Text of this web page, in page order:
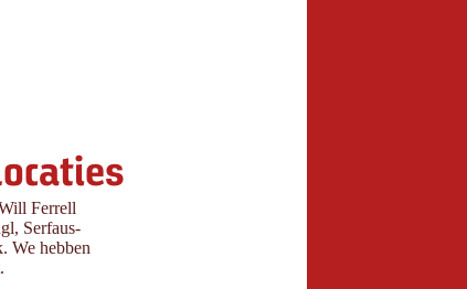
Ferrell
Serfaus-
We hebben